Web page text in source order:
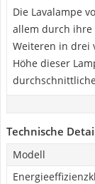
Die Lavalampe
allem durch ihre
Weiteren in drei
Höhe dieser
Technische
Modell